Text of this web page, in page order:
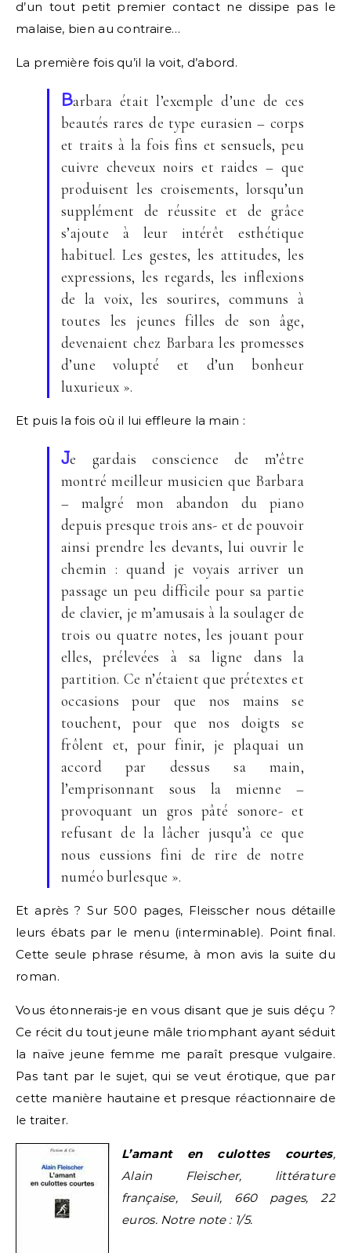
d’un tout petit premier contact ne dissipe pas le
malaise, bien au contraire…
La première fois qu’il la voit, d’abord.
Barbara était l’exemple d’une de ces
beautés rares de type eurasien – corps
et traits à la fois fins et sensuels, peu
cuivre cheveux noirs et raides – que
produisent les croisements, lorsqu’un
supplément de réussite et de grâce
s’ajoute à leur intérêt esthétique
habituel. Les gestes, les attitudes, les
expressions, les regards, les inflexions
de la voix, les sourires, communs à
toutes les jeunes filles de son âge,
devenaient chez Barbara les promesses
d’une volupté et d’un bonheur
luxurieux ».
Et puis la fois où il lui effleure la main :
Je gardais conscience de m’être
montré meilleur musicien que Barbara
– malgré mon abandon du piano
depuis presque trois ans- et de pouvoir
ainsi prendre les devants, lui ouvrir le
chemin : quand je voyais arriver un
passage un peu difficile pour sa partie
de clavier, je m’amusais à la soulager de
trois ou quatre notes, les jouant pour
elles, prélevées à sa ligne dans la
partition. Ce n’étaient que prétextes et
occasions pour que nos mains se
touchent, pour que nos doigts se
frôlent et, pour finir, je plaquai un
accord par dessus sa main,
l’emprisonnant sous la mienne –
provoquant un gros pâté sonore- et
refusant de la lâcher jusqu’à ce que
nous eussions fini de rire de notre
numéo burlesque ».
Et après ? Sur 500 pages, Fleisscher nous détaille
leurs ébats par le menu (interminable). Point final.
Cette seule phrase résume, à mon avis la suite du
roman.
Vous étonnerais-je en vous disant que je suis déçu ?
Ce récit du tout jeune mâle triomphant ayant séduit
la naïve jeune femme me paraît presque vulgaire.
Pas tant par le sujet, qui se veut érotique, que par
cette manière hautaine et presque réactionnaire de
le traiter.
L’amant en culottes courtes,
Alain Fleischer, littérature
française, Seuil, 660 pages, 22
euros. Notre note : 1/5.